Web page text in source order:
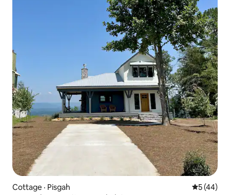
Cottage · Pisgah Note
5 (44)